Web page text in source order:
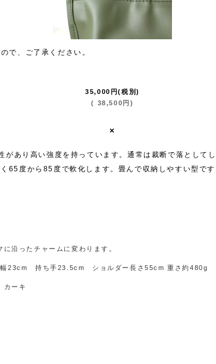
で、ご了承ください。
35,000 円(税別)
( 38,500 円 )
×
あり高い強度を持っています。通常は裁断で落として
65度から85度で軟化します。畳んで収納しやすい型で
に沿ったチャームに変わります。
23cm 持ち手23.5cm ショルダー長さ55cm 重さ約480g
カーキ